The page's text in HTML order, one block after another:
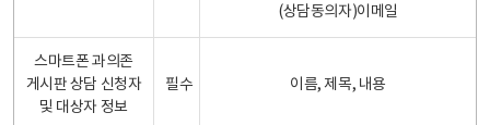
(상담동의자)이메일
스마트폰 과의존
게시판 상담 신청자
및 대상자 정보
필수 이름, 제목, 내용